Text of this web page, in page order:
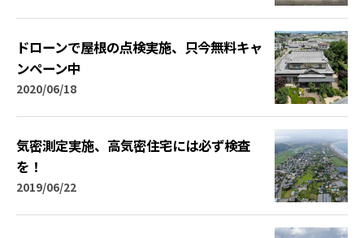
ドローンで屋根の点検実施、只今無料キャ
ンペーン中
2020/06/18
気密測定実施、高気密住宅には必ず検査
を！
2019/06/22